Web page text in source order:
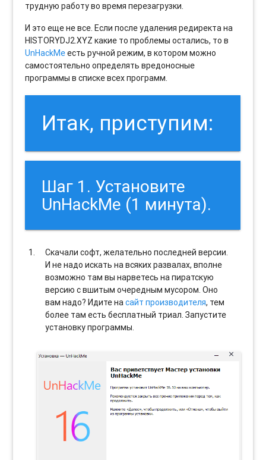
трудную работу во время перезагрузки.
И это еще не все. Если после удаления редиректа на
HISTORYDJ2.XYZ какие то проблемы остались, то в
UnHackMeесть ручной режим, в котором можно
самостоятельно определять вредоносные
программы в списке всех программ.
Итак, приступим:
Шаг 1. Установите
UnHackMe (1 минута).
Скачали софт, желательно последней версии.
И не надо искать на всяких развалах, вполне
возможно там вы нарветесь на пиратскую
версию с вшитым очередным мусором. Оно
вам надо? Идите насайт производителя, тем
более там есть бесплатный триал. Запустите
установку программы.